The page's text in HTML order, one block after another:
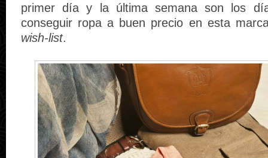
primer día y la última semana son los
conseguir ropa a buen precio en esta
wish-list.